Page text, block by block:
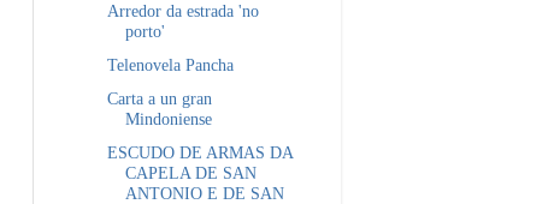
Arredor da estrada 'no
porto'
Telenovela Pancha
Carta a un gran
Mindoniense
ESCUDO DE ARMAS DA
CAPELA DE SAN
ANTONIO E DE SAN